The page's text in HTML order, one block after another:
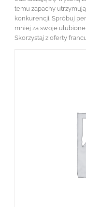
temu zapachy
konkurencji. Spróbuj
mniej za swoje
Skorzystaj z oferty